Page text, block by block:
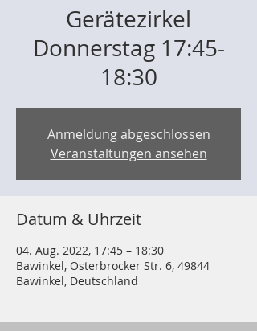
Gerätezirkel
Donnerstag 17:45-
18:30
Anmeldung abgeschlossen
Veranstaltungen ansehen
Datum & Uhrzeit
04. Aug. 2022, 17:45 – 18:30
Bawinkel, Osterbrocker Str. 6, 49844
Bawinkel, Deutschland